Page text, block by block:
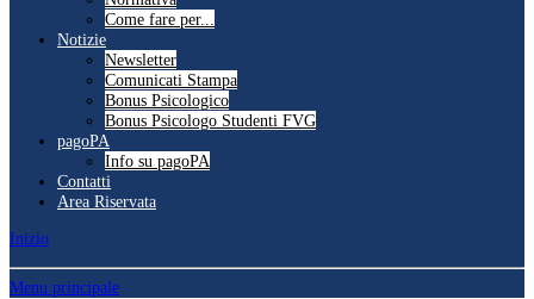
Come fare per...
Notizie
Newsletter
Comunicati Stampa
Bonus Psicologico
Bonus Psicologo Studenti FVG
pagoPA
Info su pagoPA
Contatti
Area Riservata
Inizio
Menu principale